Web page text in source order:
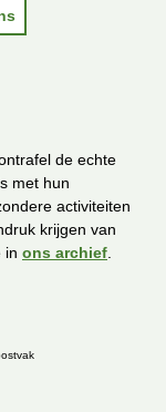
de echte
met hun
activiteiten
krijgen van
in ons archief